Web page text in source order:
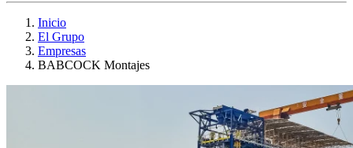
Inicio
El Grupo
Empresas
BABCOCK Montajes